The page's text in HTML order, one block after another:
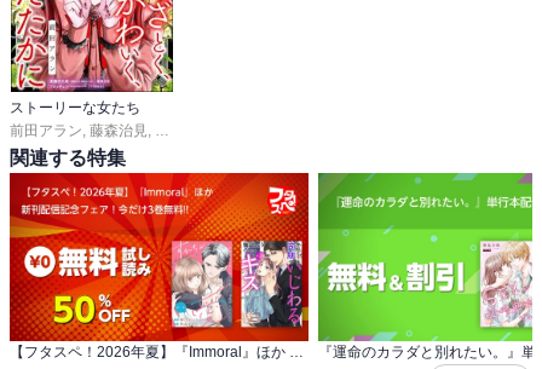
ストーリーな女たち
前田アラン, 藤森治見, くりきあきこ
関連する特集
【フタスペ！2026年夏】『Immoral』ほか 新刊配信記念フェア！今だけ3巻無料!!